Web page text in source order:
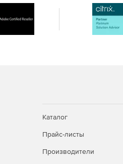
уровень защиты, сводить к
процесс сопровождения.
Каталог
Прайс-листы
Производители